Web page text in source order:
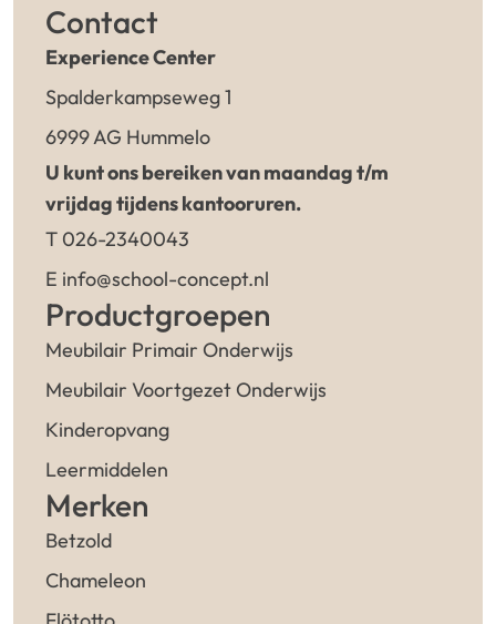
Contact
Experience Center
Spalderkampseweg 1
6999 AG Hummelo
U kunt ons bereiken van maandag t/m
vrijdag tijdens kantooruren.
T 026-2340043
E info@school-concept.nl
Productgroepen
Meubilair Primair Onderwijs
Meubilair Voortgezet Onderwijs
Kinderopvang
Leermiddelen
Merken
Betzold
Chameleon